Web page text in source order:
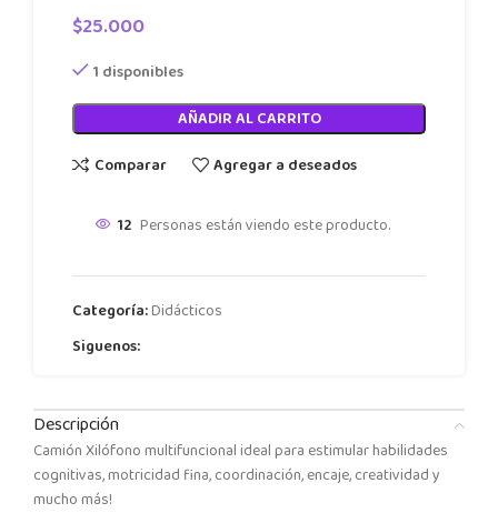
$25.000
1 disponibles
AÑADIR AL CARRITO
Comparar
Agregar a deseados
12 Personas están viendo este producto.
Categoría:Didácticos
Siguenos:
Descripción
Camión Xilófono multifuncional ideal para estimular habilidades
cognitivas, motricidad fina, coordinación, encaje, creatividad y
mucho más!